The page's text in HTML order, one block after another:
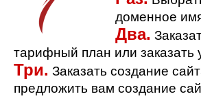
доменное
Два.
тарифный план или заказать
Три. Заказать создание
предложить вам создание